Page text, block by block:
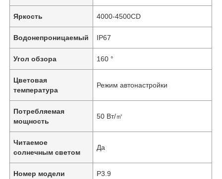
Яркость 4000-4500CD
Водонепроницаемый IP67
Угол обзора 160 °
Цветовая
температура
Режим автонастройки
Потребляемая
мощность
50 Вт/㎡
Читаемое
солнечным светом
Да
Номер модели P3.9